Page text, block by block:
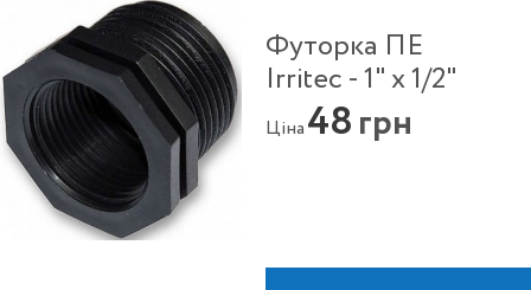
Футорка ПЕ
Irritec - 1" x 1/2"
Ціна48грн